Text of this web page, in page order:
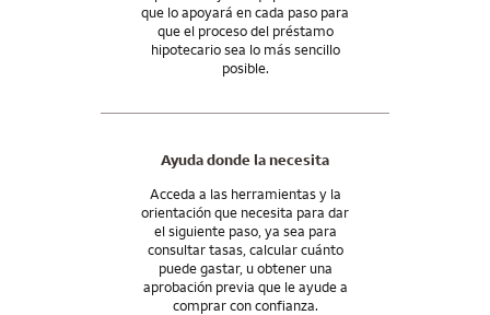
Y nuestro apoyo no termina cuando usted recibe las llaves.
Seguiremos estando a su lado incluso después del cierre de la
administrar su hipoteca y seguir adelante con su futuro.
que lo apoyará en cada paso para
que el proceso del préstamo
hipotecario sea lo más sencillo
posible.
Ayuda donde la necesita
Acceda a las herramientas y la
orientación que necesita para dar
el siguiente paso, ya sea para
consultar tasas, calcular cuánto
puede gastar, u obtener una
aprobación previa que le ayude a
comprar con confianza.